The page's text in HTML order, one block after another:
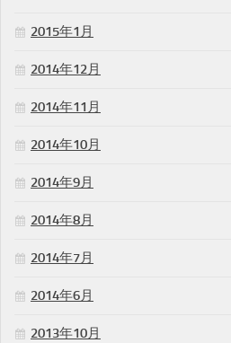
2015年1月
2014年12月
2014年11月
2014年10月
2014年9月
2014年8月
2014年7月
2014年6月
2013年10月